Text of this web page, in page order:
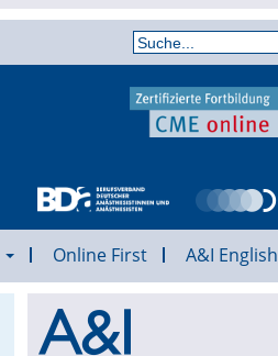
Online First A&I English
Archiv